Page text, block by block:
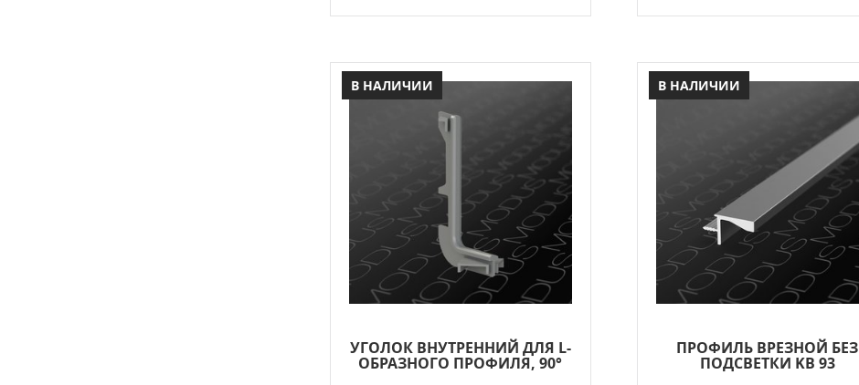
УГОЛОК ВНУТРЕННИЙ ДЛЯ L-
ОБРАЗНОГО ПРОФИЛЯ, 90°
В НАЛИЧИИ
ПРОФИЛЬ ВРЕЗНОЙ БЕЗ
ПОДСВЕТКИ KB 93
В НАЛИЧИИ